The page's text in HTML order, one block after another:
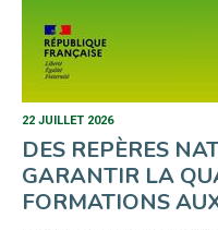
22 JUILLET 2026
DES REPÈRES
GARANTIR LA
FORMATIONS